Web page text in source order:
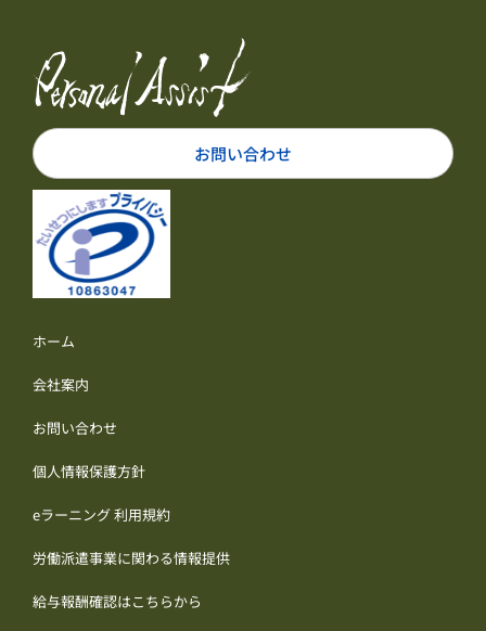
お問い合わせ
ホーム
会社案内
お問い合わせ
個人情報保護方針
eラーニング 利用規約
労働派遣事業に関わる情報提供
給与報酬確認はこちらから